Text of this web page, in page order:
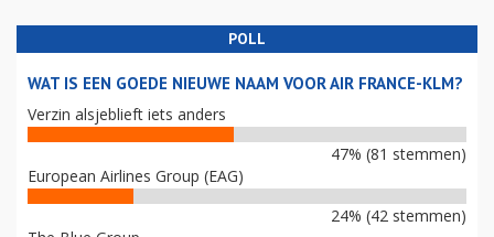
POLL
WAT IS EEN GOEDE NIEUWE NAAM VOOR AIR FRANCE-KLM?
Verzin alsjeblieft iets anders
47% (81 stemmen)
European Airlines Group (EAG)
24% (42 stemmen)